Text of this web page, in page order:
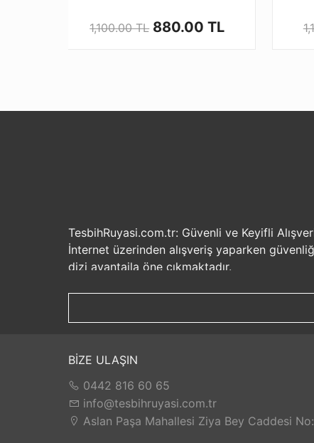
1,100.00 TL 880.00 TL
TesbihRuyasi.com.tr: Güvenli ve Keyifli
İnternet üzerinden alışveriş yaparken
dizi avantajla öne çıkmaktadır.
seçenekleri ile rahatça alışveriş
İade ve Değişim İmkanı: Memnuniyetsizlik
değilse, kolayca iade edebilir veya değişim
Satış Sonrası Destek: TesbihRuyasi.com.tr,
yaşarsanız veya yardıma ihtiyacınız olursa,
TesbihRuyasi.com.tr güvenli, hızlı ve
BİZE ULAŞIN
0442 816 60 65
info@tesbihruyasi.com.tr
Aslan Paşa Mahallesi Ziya Bey Caddesi